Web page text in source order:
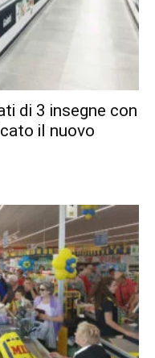
di 3 insegne con
il nuovo